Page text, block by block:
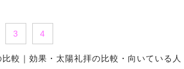
3 4
較｜効果・太陽礼拝の比較・向いている人